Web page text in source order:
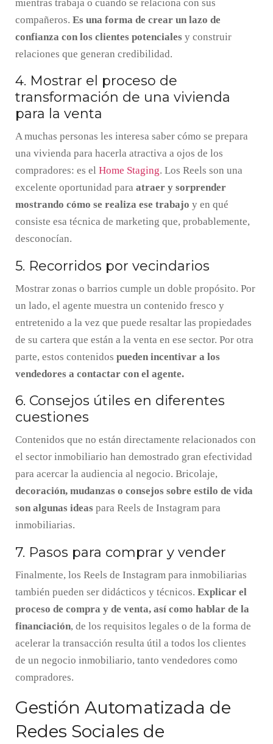
mientras trabaja o cuando se relaciona con sus
compañeros. Es una forma de crear un lazo de
confianza con los clientes potenciales y construir
relaciones que generan credibilidad.
4. Mostrar el proceso de
transformación de una vivienda
para la venta
A muchas personas les interesa saber cómo se prepara
una vivienda para hacerla atractiva a ojos de los
compradores: es el Home Staging. Los Reels son una
excelente oportunidad para atraer y sorprender
mostrando cómo se realiza ese trabajo y en qué
consiste esa técnica de marketing que, probablemente,
desconocían.
5. Recorridos por vecindarios
Mostrar zonas o barrios cumple un doble propósito. Por
un lado, el agente muestra un contenido fresco y
entretenido a la vez que puede resaltar las propiedades
de su cartera que están a la venta en ese sector. Por otra
parte, estos contenidos pueden incentivar a los
vendedores a contactar con el agente.
6. Consejos útiles en diferentes
cuestiones
Contenidos que no están directamente relacionados con
el sector inmobiliario han demostrado gran efectividad
para acercar la audiencia al negocio. Bricolaje,
decoración, mudanzas o consejos sobre estilo de vida
son algunas ideas para Reels de Instagram para
inmobiliarias.
7. Pasos para comprar y vender
Finalmente, los Reels de Instagram para inmobiliarias
también pueden ser didácticos y técnicos. Explicar el
proceso de compra y de venta, así como hablar de la
financiación, de los requisitos legales o de la forma de
acelerar la transacción resulta útil a todos los clientes
de un negocio inmobiliario, tanto vendedores como
compradores.
Gestión Automatizada de
Redes Sociales de